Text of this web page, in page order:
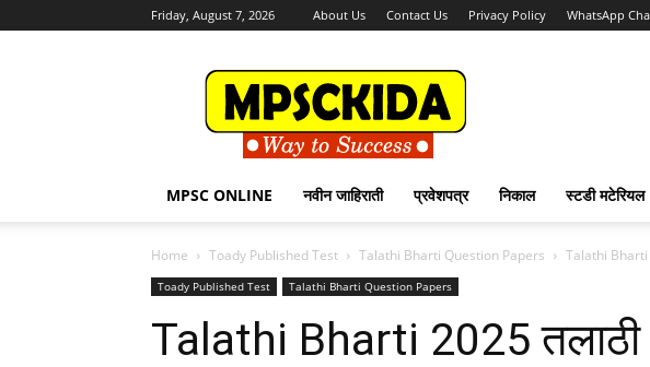
Friday, August 7, 2026 About Us Contact Us Privacy Policy WhatsApp
MPSCKida.com
सर्व
नवीन
जाहिराती
Letest
Jobs
MPSC ONLINE नवीन जाहिराती प्रवेशपत्र निकाल स्टडी मटेरियल
Home Toady Published Test Talathi Bharti Question Papers Talathi Bharti
Toady Published Test Talathi Bharti Question Papers
Talathi Bharti 2025 तलाठी